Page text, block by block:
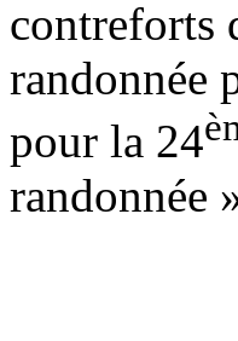
contreforts
randonnée
pour la 24
randonnée